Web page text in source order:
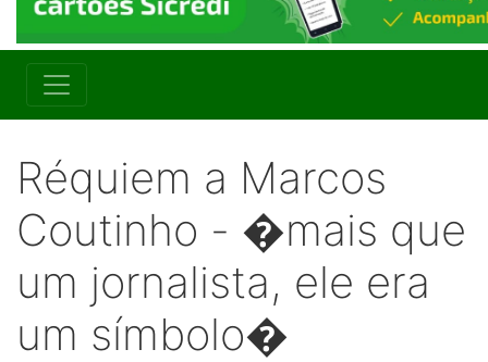
Réquiem a Marcos
Coutinho - �mais que
um jornalista, ele era
um símbolo�